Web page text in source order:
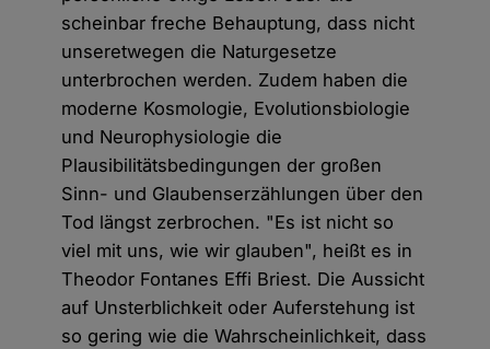
scheinbar freche Behauptung, dass nicht
unseretwegen die Naturgesetze
unterbrochen werden. Zudem haben die
moderne Kosmologie, Evolutionsbiologie
und Neurophysiologie die
Plausibilitätsbedingungen der großen
Sinn- und Glaubenserzählungen über den
Tod längst zerbrochen. "Es ist nicht so
viel mit uns, wie wir glauben", heißt es in
Theodor Fontanes Effi Briest. Die Aussicht
auf Unsterblichkeit oder Auferstehung ist
so gering wie die Wahrscheinlichkeit, dass